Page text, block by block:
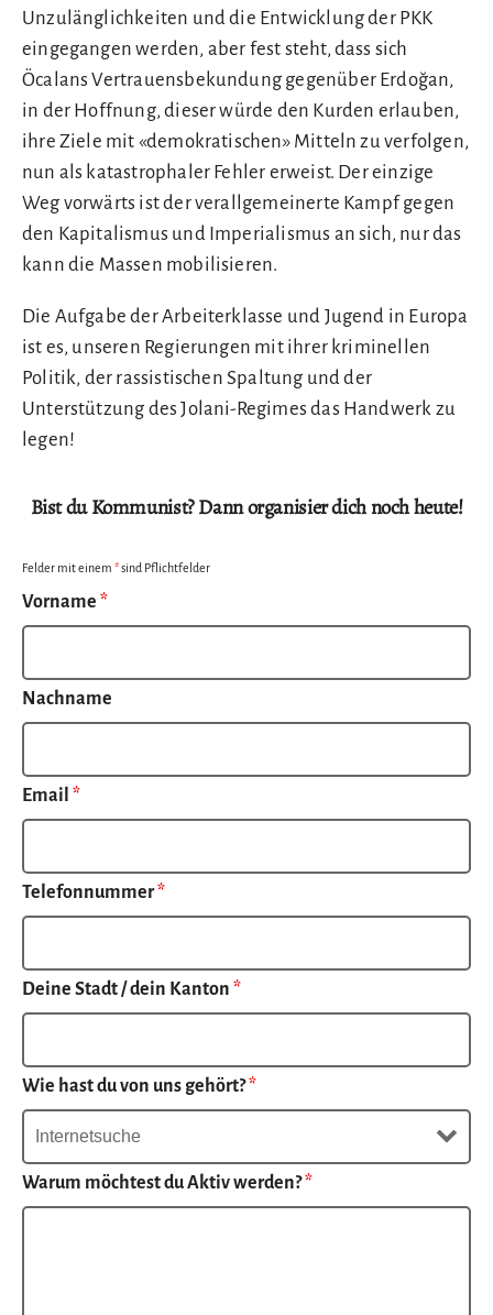
Unzulänglichkeiten und die Entwicklung der PKK
eingegangen werden, aber fest steht, dass sich
Öcalans Vertrauensbekundung gegenüber Erdoğan,
in der Hoffnung, dieser würde den Kurden erlauben,
ihre Ziele mit «demokratischen» Mitteln zu verfolgen,
nun als katastrophaler Fehler erweist. Der einzige
Weg vorwärts ist der verallgemeinerte Kampf gegen
den Kapitalismus und Imperialismus an sich, nur das
kann die Massen mobilisieren.
Die Aufgabe der Arbeiterklasse und Jugend in Europa
ist es, unseren Regierungen mit ihrer kriminellen
Politik, der rassistischen Spaltung und der
Unterstützung des Jolani-Regimes das Handwerk zu
legen!
Bist du Kommunist? Dann organisier dich noch heute!
Felder mit einem *sind Pflichtfelder
Vorname *
Nachname
Email *
Telefonnummer*
Deine Stadt / dein Kanton *
Wie hast du von uns gehört?*
Warum möchtest du Aktiv werden?*